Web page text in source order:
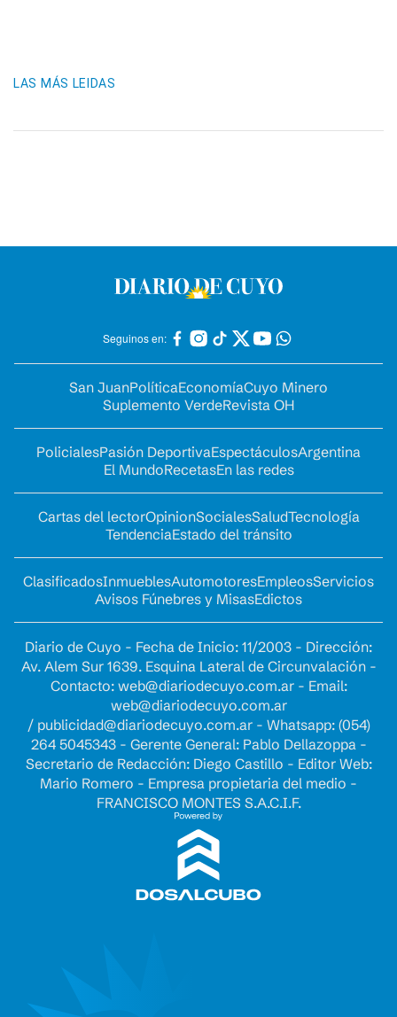
LAS MÁS LEIDAS
Seguinos en:
San JuanPolíticaEconomíaCuyo Minero
Suplemento VerdeRevista OH
PolicialesPasión DeportivaEspectáculosArgentina
El MundoRecetasEn las redes
Cartas del lectorOpinionSocialesSaludTecnología
TendenciaEstado del tránsito
ClasificadosInmueblesAutomotoresEmpleosServicios
Avisos Fúnebres y MisasEdictos
Diario de Cuyo - Fecha de Inicio: 11/2003 - Dirección:
Av. Alem Sur 1639. Esquina Lateral de Circunvalación -
Contacto: web@diariodecuyo.com.ar- Email:
web@diariodecuyo.com.ar
/ publicidad@diariodecuyo.com.ar- Whatsapp: (054)
264 5045343 - Gerente General: Pablo Dellazoppa -
Secretario de Redacción: Diego Castillo - Editor Web:
Mario Romero - Empresa propietaria del medio -
FRANCISCO MONTES S.A.C.I.F.